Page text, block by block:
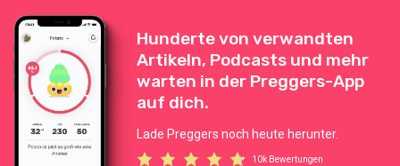
Hunderte von verwandten
Artikeln, Podcasts und mehr
warten in der Preggers-App
auf dich.
Lade Preggers noch heute herunter.
10k Bewertungen